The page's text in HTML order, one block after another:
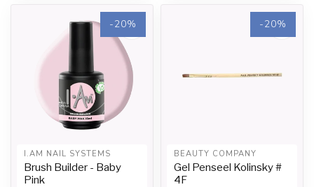
-20%
I.AM NAIL SYSTEMS
Brush Builder - Baby
Pink
-20%
BEAUTY COMPANY
Gel Penseel Kolinsky #
4F